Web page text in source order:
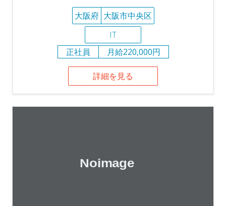
大阪府 大阪市中央区
IT
正社員
月給220,000円
詳細を見る